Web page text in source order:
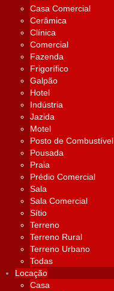
Casa Comercial
Cerâmica
Clínica
Comercial
Fazenda
Frigorífico
Galpão
Hotel
Indústria
Jazida
Motel
Posto de Combustível
Pousada
Praia
Prédio Comercial
Sala
Sala Comercial
Sítio
Terreno
Terreno Rural
Terreno Urbano
Todas
Locação
Casa